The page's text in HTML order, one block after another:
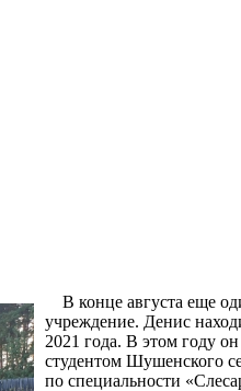
В конце августа еще
учреждение. Денис
2021 года. В этом году
студентом Шушенского
по специальности